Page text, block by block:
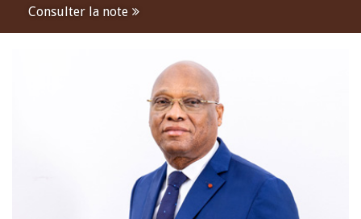
Consulter la note